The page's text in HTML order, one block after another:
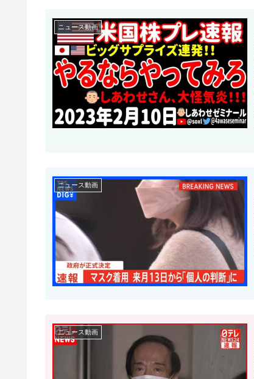
ニュース動画
ニュース動画
ニュース動画